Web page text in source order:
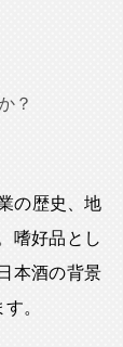
？
の歴史、地
嗜好品とし
本酒の背景
。